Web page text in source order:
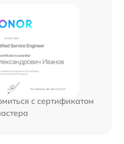
с сертификатом